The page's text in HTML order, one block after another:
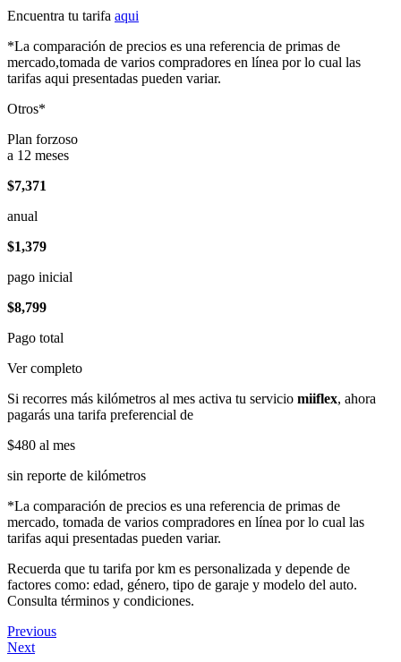
Encuentra tu tarifa aqui
*La comparación de precios es una referencia de primas de
mercado,tomada de varios compradores en línea por lo cual las
tarifas aqui presentadas pueden variar.
Otros*
Plan forzoso
a 12 meses
$7,371
anual
$1,379
pago inicial
$8,799
Pago total
Ver completo
Si recorres más kilómetros al mes activa tu servicio miiflex, ahora
pagarás una tarifa preferencial de
$480 al mes
sin reporte de kilómetros
*La comparación de precios es una referencia de primas de
mercado, tomada de varios compradores en línea por lo cual las
tarifas aqui presentadas pueden variar.
Recuerda que tu tarifa por km es personalizada y depende de
factores como: edad, género, tipo de garaje y modelo del auto.
Consulta términos y condiciones.
Previous
Next